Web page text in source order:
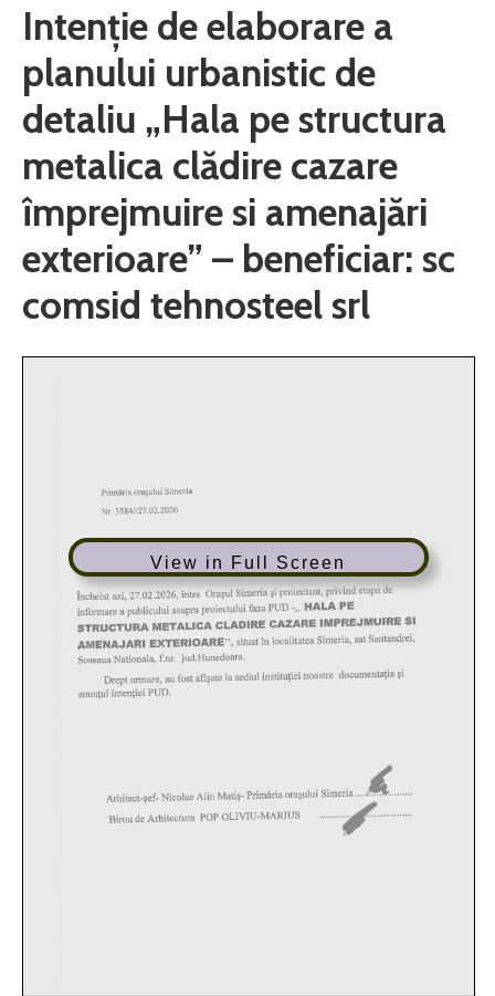
Intenţie de elaborare a
planului urbanistic de
detaliu „Hala pe structura
metalica clădire cazare
împrejmuire si amenajări
exterioare” – beneficiar: sc
comsid tehnosteel srl
View in Full Screen